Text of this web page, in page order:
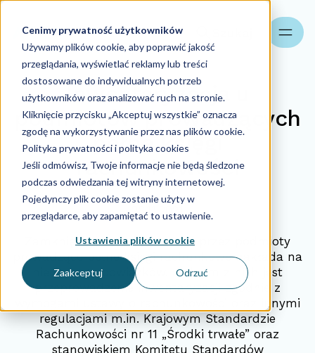
Cenimy prywatność użytkowników
Używamy plików cookie, aby poprawić jakość
przeglądania, wyświetlać reklamy lub treści
dostosowane do indywidualnych potrzeb
użytkowników oraz analizować ruch na stronie.
Kliknięcie przycisku „Akceptuj wszystkie” oznacza
zgodę na wykorzystywanie przez nas plików cookie.
Polityka prywatności i polityka cookies
Jeśli odmówisz, Twoje informacje nie będą śledzone
podczas odwiedzania tej witryny internetowej.
Pojedynczy plik cookie zostanie użyty w
przeglądarce, aby zapamiętać to ustawienie.
Ustawienia plików cookie
Zaakceptuj Odrzuć
Inwentaryzacja u
podmiotów prowadzących
pełne księgi
rachunkowości
26.11.2021
Zamknięcie roku obrotowego przez podmioty
prowadzące pełne księgi rachunkowe nakłada na
nie szereg obowiązków. Jednym z nich jest
przeprowadzenie inwentaryzacji zgodnie z
wymogami ustawy o rachunkowości oraz innymi
regulacjami m.in. Krajowym Standardzie
Rachunkowości nr 11 „Środki trwałe” oraz
stanowiskiem Komitetu Standardów